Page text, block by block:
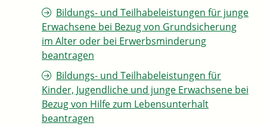
Bildungs- und Teilhabeleistungen für junge
Erwachsene bei Bezug von Grundsicherung
im Alter oder bei Erwerbsminderung
beantragen
Bildungs- und Teilhabeleistungen für
Kinder, Jugendliche und junge Erwachsene bei
Bezug von Hilfe zum Lebensunterhalt
beantragen